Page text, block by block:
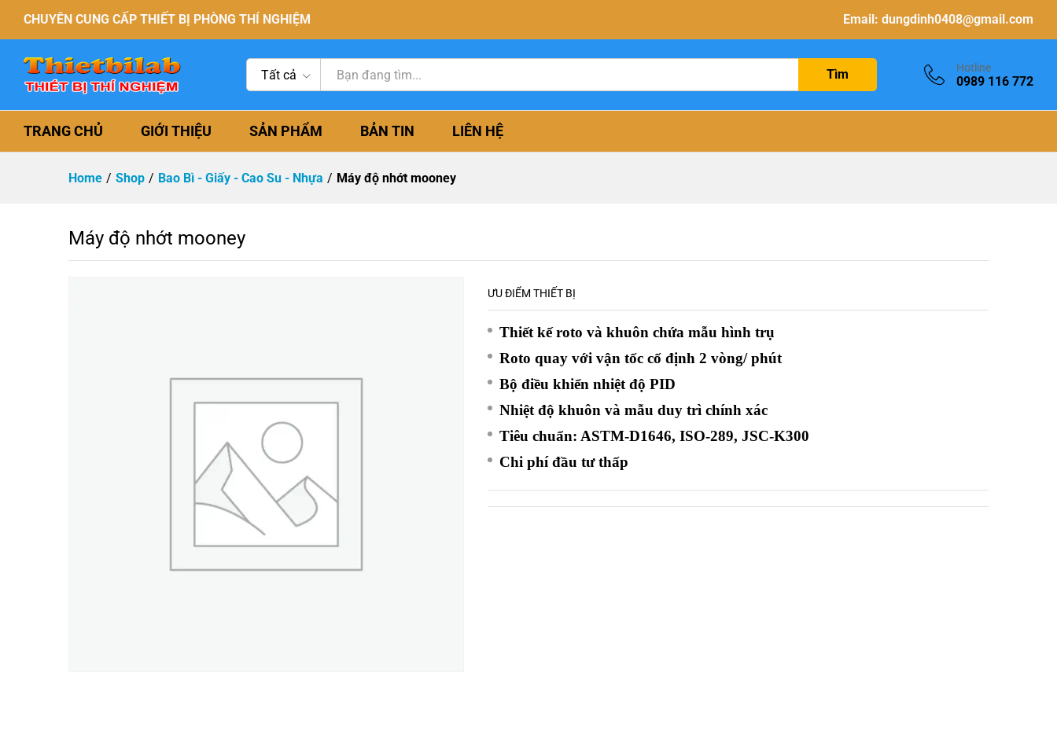
CHUYÊN CUNG CẤP THIẾT BỊ PHÒNG THÍ NGHIỆM Email: dungdinh0408@gmail.com
Tất cả Tìm Hotline
0989 116 772
TRANG CHỦ GIỚI THIỆU SẢN PHẨM BẢN TIN LIÊN HỆ
Home / Shop / Bao Bì - Giấy - Cao Su - Nhựa / Máy độ nhớt mooney
Máy độ nhớt mooney
ƯU ĐIỂM THIẾT BỊ
Thiết kế roto và khuôn chứa mẫu hình trụ
Roto quay với vận tốc cố định 2 vòng/ phút
Bộ điều khiển nhiệt độ PID
Nhiệt độ khuôn và mẫu duy trì chính xác
Tiêu chuẩn: ASTM-D1646, ISO-289, JSC-K300
Chi phí đầu tư thấp